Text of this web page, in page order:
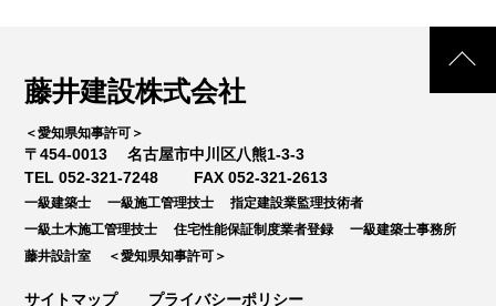
藤井建設株式会社
＜愛知県知事許可＞
〒454-0013
名古屋市中川区八熊1-3-3
TEL 052-321-7248
FAX 052-321-2613
一級建築士 一級施工管理技士
指定建設業監理技術者
一級土木施工管理技士
住宅性能保証制度業者登録
一級建築士事務所
藤井設計室
＜愛知県知事許可＞
サイトマップ プライバシーポリシー